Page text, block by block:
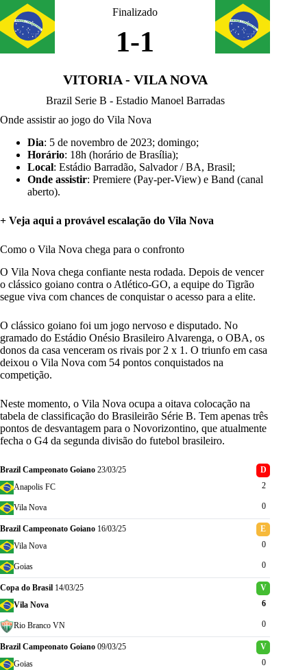
Finalizado
1-1
VITORIA - VILA NOVA
Brazil Serie B - Estadio Manoel Barradas
Onde assistir ao jogo do Vila Nova
Dia: 5 de novembro de 2023; domingo;
Horário: 18h (horário de Brasília);
Local: Estádio Barradão, Salvador / BA, Brasil;
Onde assistir: Premiere (Pay-per-View) e Band (canal
aberto).
+ Veja aqui a provável escalação do Vila Nova
Como o Vila Nova chega para o confronto
O Vila Nova chega confiante nesta rodada. Depois de vencer
o clássico goiano contra o Atlético-GO, a equipe do Tigrão
segue viva com chances de conquistar o acesso para a elite.
O clássico goiano foi um jogo nervoso e disputado. No
gramado do Estádio Onésio Brasileiro Alvarenga, o OBA, os
donos da casa venceram os rivais por 2 x 1. O triunfo em casa
deixou o Vila Nova com 54 pontos conquistados na
competição.
Neste momento, o Vila Nova ocupa a oitava colocação na
tabela de classificação do Brasileirão Série B. Tem apenas três
pontos de desvantagem para o Novorizontino, que atualmente
fecha o G4 da segunda divisão do futebol brasileiro.
Brazil Campeonato Goiano 23/03/25
D
Anapolis FC
2
Vila Nova 0
Brazil Campeonato Goiano 16/03/25 E
Goias 0
Vila Nova 0
Copa do Brasil 14/03/25 V
Rio Branco VN 0
Vila Nova 6
Brazil Campeonato Goiano 09/03/25
V
Goias
0